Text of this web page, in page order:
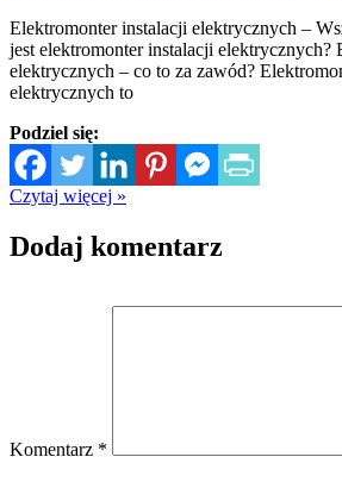
Elektromonter instalacji elektrycznych –
jest elektromonter instalacji elektrycznych?
elektrycznych – co to za zawód?
elektrycznych to
Podziel się:
Czytaj więcej »
Dodaj komentarz
Komentarz *